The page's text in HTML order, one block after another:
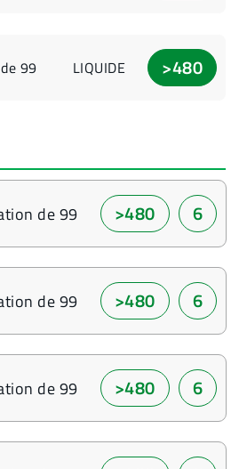
99 LIQUIDE >480
de 99 >480 6
de 99 >480 6
de 99 >480 6